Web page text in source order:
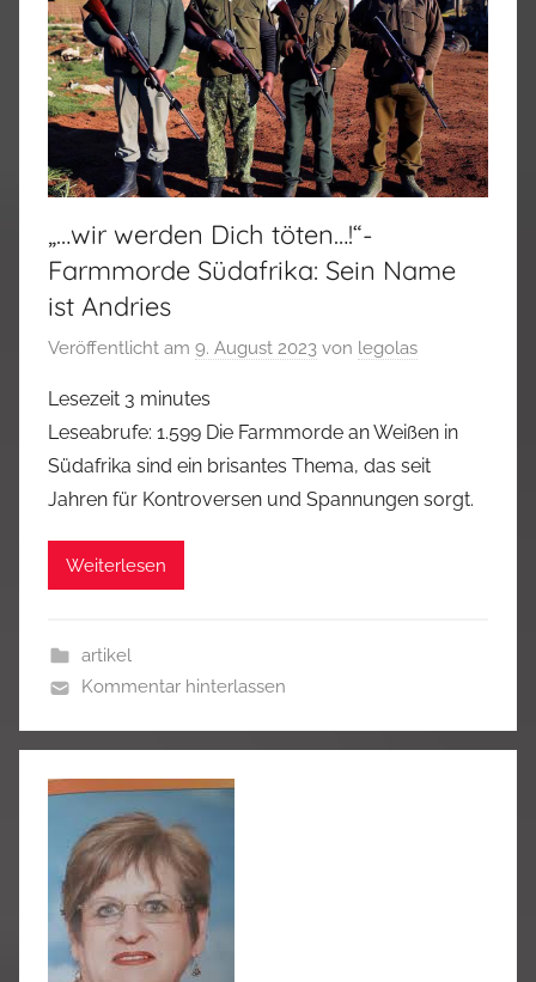
„…wir werden Dich töten…!“-
Farmmorde Südafrika: Sein Name
ist Andries
Veröffentlicht am 9. August 2023 von legolas
Lesezeit 3 minutes
Leseabrufe: 1.599 Die Farmmorde an Weißen in
Südafrika sind ein brisantes Thema, das seit
Jahren für Kontroversen und Spannungen sorgt.
Weiterlesen
artikel
Kommentar hinterlassen